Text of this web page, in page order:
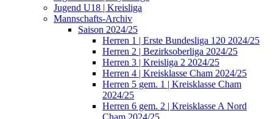
Jugend U18 | Kreisliga
Mannschafts-Archiv
Saison 2024/25
Herren 1 | Erste Bundesliga 120 2024/25
Herren 2 | Bezirksoberliga 2024/25
Herren 3 | Kreisliga 2 2024/25
Herren 4 | Kreisklasse Cham 2024/25
Herren 5 gem. 1 | Kreisklasse Cham
2024/25
Herren 6 gem. 2 | Kreisklasse A Nord